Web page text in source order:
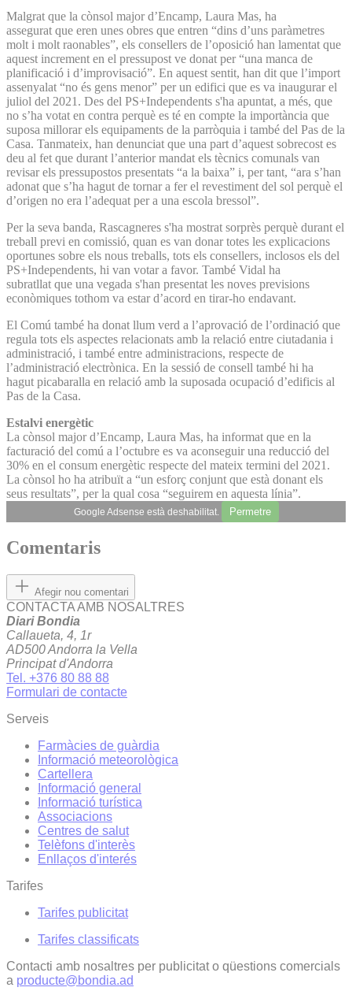
Malgrat que la cònsol major d’Encamp, Laura Mas, ha
assegurat que eren unes obres que entren “dins d’uns paràmetres
molt i molt raonables”, els consellers de l’oposició han lamentat que
aquest increment en el pressupost ve donat per “una manca de
planificació i d’improvisació”. En aquest sentit, han dit que l’import
assenyalat “no és gens menor” per un edifici que es va inaugurar el
juliol del 2021. Des del PS+Independents s'ha apuntat, a més, que
no s’ha votat en contra perquè es té en compte la importància que
suposa millorar els equipaments de la parròquia i també del Pas de la
Casa. Tanmateix, han denunciat que una part d’aquest sobrecost es
deu al fet que durant l’anterior mandat els tècnics comunals van
revisar els pressupostos presentats “a la baixa” i, per tant, “ara s’han
adonat que s’ha hagut de tornar a fer el revestiment del sol perquè el
d’origen no era l’adequat per a una escola bressol”.
Per la seva banda, Rascagneres s'ha mostrat sorprès perquè durant el
treball previ en comissió, quan es van donar totes les explicacions
oportunes sobre els nous treballs, tots els consellers, inclosos els del
PS+Independents, hi van votar a favor. També Vidal ha
subratllat que una vegada s'han presentat les noves previsions
econòmiques tothom va estar d’acord en tirar-ho endavant.
El Comú també ha donat llum verd a l’aprovació de l’ordinació que
regula tots els aspectes relacionats amb la relació entre ciutadania i
administració, i també entre administracions, respecte de
l’administració electrònica. En la sessió de consell també hi ha
hagut picabaralla en relació amb la suposada ocupació d’edificis al
Pas de la Casa.
Estalvi energètic
La cònsol major d’Encamp, Laura Mas, ha informat que en la
facturació del comú a l’octubre es va aconseguir una reducció del
30% en el consum energètic respecte del mateix termini del 2021.
La cònsol ho ha atribuït a “un esforç conjunt que està donant els
seus resultats”, per la qual cosa “seguirem en aquesta línia”.
Google Adsense està deshabilitat. Permetre
Comentaris
Afegir nou comentari
CONTACTA AMB NOSALTRES
Diari Bondia
Callaueta, 4, 1r
AD500 Andorra la Vella
Principat d'Andorra
Tel. +376 80 88 88
Formulari de contacte
Serveis
Farmàcies de guàrdia
Informació meteorològica
Cartellera
Informació general
Informació turística
Associacions
Centres de salut
Telèfons d'interès
Enllaços d'interés
Tarifes
Tarifes publicitat
Tarifes classificats
Contacti amb nosaltres per publicitat o qüestions comercials
a producte@bondia.ad